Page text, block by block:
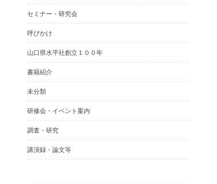
セミナー・研究会
呼びかけ
山口県水平社創立１００年
書籍紹介
未分類
研修会・イベント案内
調査・研究
講演録・論文等